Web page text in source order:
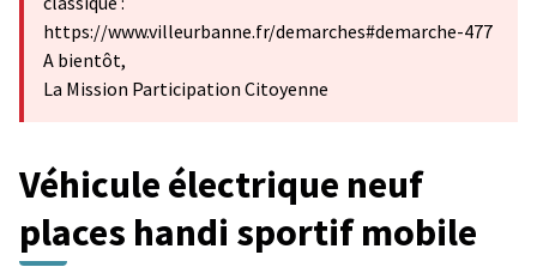
https://www.villeurbanne.fr/demarches#demarche-477
A bientôt,
La Mission Participation Citoyenne
Véhicule électrique neuf
places handi sportif mobile